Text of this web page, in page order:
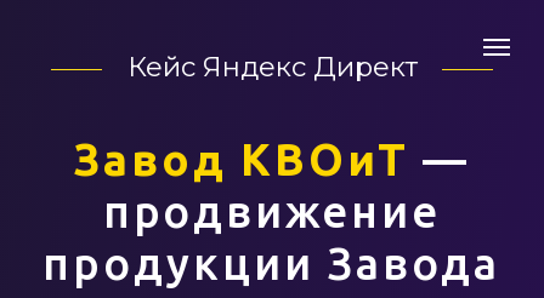
продвижение
продукции Завода
в России
gk-kvoit.ru